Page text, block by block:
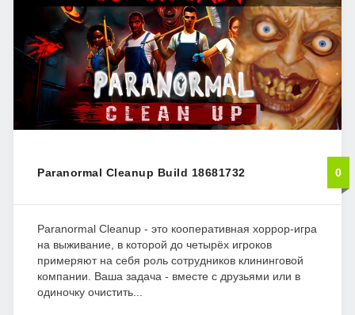
Paranormal Cleanup Build 18681732 0
Paranormal Cleanup - это кооперативная хоррор-игра
на выживание, в которой до четырёх игроков
примеряют на себя роль сотрудников клининговой
компании. Ваша задача - вместе с друзьями или в
одиночку очистить...